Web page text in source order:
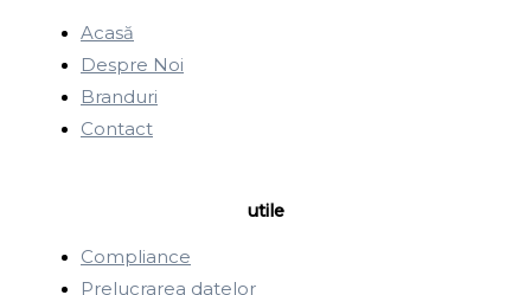
Acasă
Despre Noi
Branduri
Contact
utile
Compliance
Prelucrarea datelor